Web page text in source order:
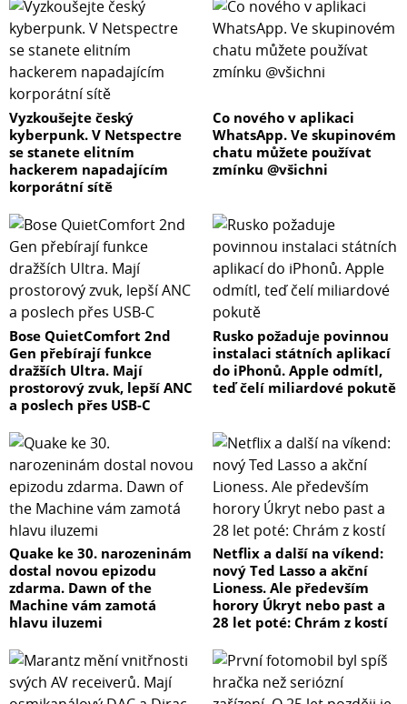
Vyzkoušejte český
kyberpunk. V Netspectre
se stanete elitním
hackerem napadajícím
korporátní sítě
Co nového v aplikaci
WhatsApp. Ve skupinovém
chatu můžete používat
zmínku @všichni
Bose QuietComfort 2nd
Gen přebírají funkce
dražších Ultra. Mají
prostorový zvuk, lepší ANC
a poslech přes USB-C
Rusko požaduje povinnou
instalaci státních aplikací
do iPhonů. Apple odmítl,
teď čelí miliardové pokutě
Quake ke 30. narozeninám
dostal novou epizodu
zdarma. Dawn of the
Machine vám zamotá
hlavu iluzemi
Netflix a další na víkend:
nový Ted Lasso a akční
Lioness. Ale především
horory Úkryt nebo past a
28 let poté: Chrám z kostí